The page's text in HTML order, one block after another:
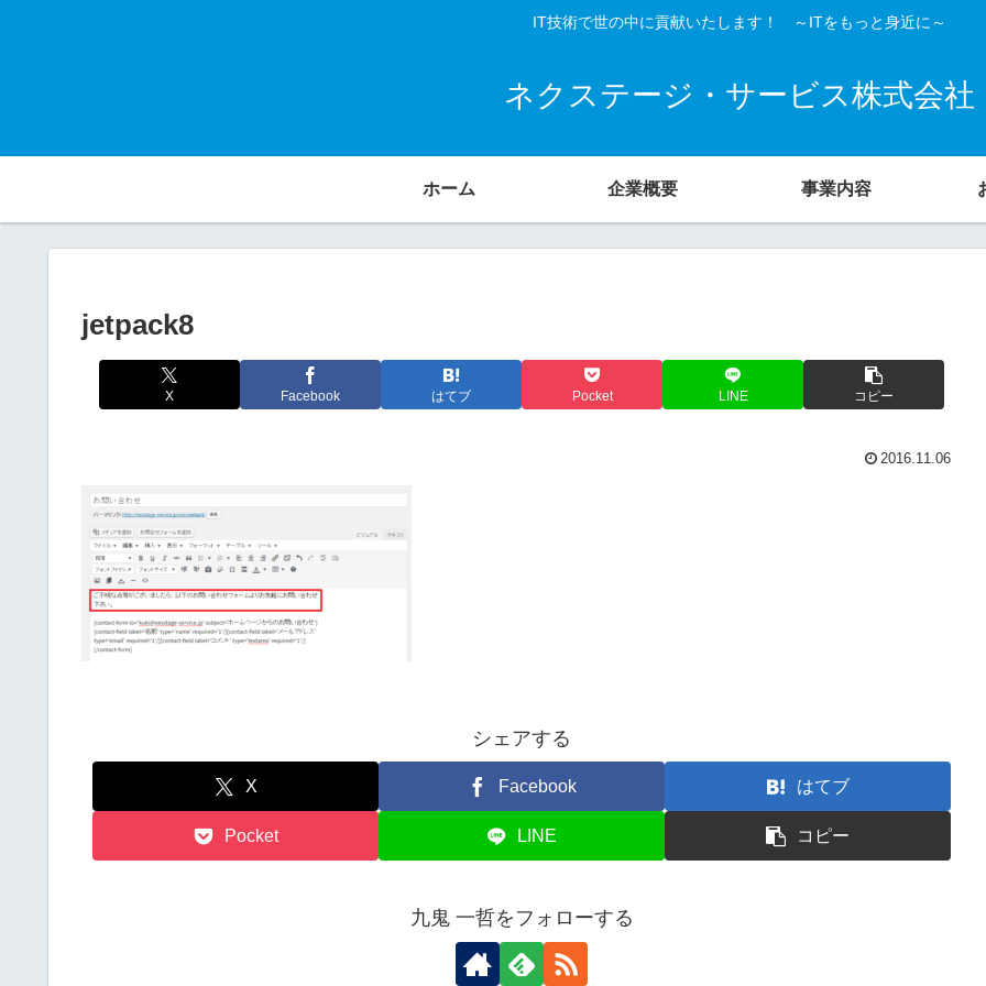
IT技術で世の中に貢献いたします！ ～ITをもっと身近に～
ネクステージ・サービス株式会社
ホーム 企業概要 事業内容
jetpack8
X Facebook はてブ Pocket LINE コピー
2016.11.06
シェアする
X Facebook はてブ
Pocket LINE コピー
九鬼 一哲をフォローする